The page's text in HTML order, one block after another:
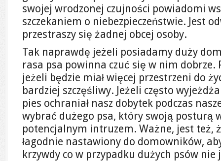
swojej wrodzonej czujności powiadomi
szczekaniem o niebezpieczeństwie. Jest
przestraszy się żadnej obcej osoby.
Tak naprawdę jeżeli posiadamy duży
rasa psa powinna czuć się w nim dobrze.
jeżeli będzie miał więcej przestrzeni do
bardziej szczęśliwy. Jeżeli często
pies ochraniał nasz dobytek podczas
wybrać dużego psa, który swoją posturą
potencjalnym intruzem. Ważne, jest też,
łagodnie nastawiony do domowników,
krzywdy co w przypadku dużych psów